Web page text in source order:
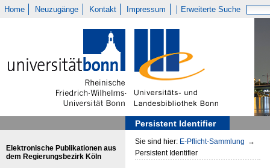
Home Neuzugänge Kontakt Impressum Erweiterte Suche
Persistent Identifier
Elektronische Publikationen aus
dem Regierungsbezirk Köln
Sie sind hier: E-Pflicht-Sammlung →
Persistent Identifier